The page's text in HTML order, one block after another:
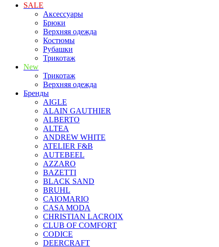
SALE
Аксессуары
Брюки
Верхняя одежда
Костюмы
Рубашки
Трикотаж
New
Трикотаж
Верхняя одежда
Бренды
AIGLE
ALAIN GAUTHIER
ALBERTO
ALTEA
ANDREW WHITE
ATELIER F&B
AUTEBEEL
AZZARO
BAZETTI
BLACK SAND
BRUHL
CAIOMARIO
CASA MODA
CHRISTIAN LACROIX
CLUB OF COMFORT
CODICE
DEERCRAFT